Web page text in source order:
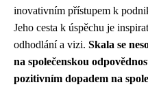
inovativním přístupem k
Jeho cesta k úspěchu je
odhodlání a vizi. Skala se
na společenskou
pozitivním dopadem na